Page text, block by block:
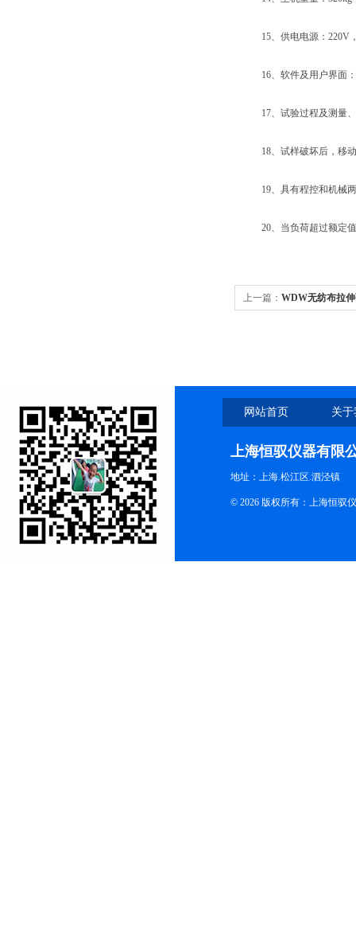
15、供电电源：220V，
16、软件及用户界面：
17、试验过程及测量、
18、试样破坏后，移动
19、具有程控和机械两
20、当负荷超过额定值
上一篇： WDW无纺布拉
网站首页 关
上海恒驭仪器有限
地址：上海.松江区.泗泾镇
© 2026 版权所有：上海恒驭